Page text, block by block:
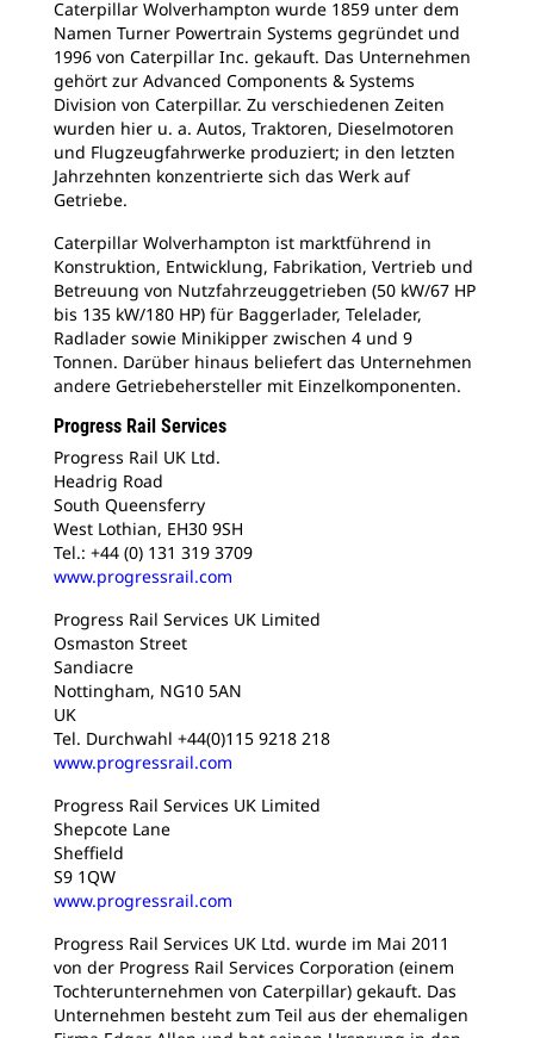
Caterpillar Wolverhampton wurde 1859 unter dem
Namen Turner Powertrain Systems gegründet und
1996 von Caterpillar Inc. gekauft. Das Unternehmen
gehört zur Advanced Components & Systems
Division von Caterpillar. Zu verschiedenen Zeiten
wurden hier u. a. Autos, Traktoren, Dieselmotoren
und Flugzeugfahrwerke produziert; in den letzten
Jahrzehnten konzentrierte sich das Werk auf
Getriebe.
Caterpillar Wolverhampton ist marktführend in
Konstruktion, Entwicklung, Fabrikation, Vertrieb und
Betreuung von Nutzfahrzeuggetrieben (50 kW/67 HP
bis 135 kW/180 HP) für Baggerlader, Telelader,
Radlader sowie Minikipper zwischen 4 und 9
Tonnen. Darüber hinaus beliefert das Unternehmen
andere Getriebehersteller mit Einzelkomponenten.
Progress Rail Services
Progress Rail UK Ltd.
Headrig Road
South Queensferry
West Lothian, EH30 9SH
Tel.: +44 (0) 131 319 3709
www.progressrail.com
Progress Rail Services UK Limited
Osmaston Street
Sandiacre
Nottingham, NG10 5AN
UK
Tel. Durchwahl +44(0)115 9218 218
www.progressrail.com
Progress Rail Services UK Limited
Shepcote Lane
Sheffield
S9 1QW
www.progressrail.com
Progress Rail Services UK Ltd. wurde im Mai 2011
von der Progress Rail Services Corporation (einem
Tochterunternehmen von Caterpillar) gekauft. Das
Unternehmen besteht zum Teil aus der ehemaligen